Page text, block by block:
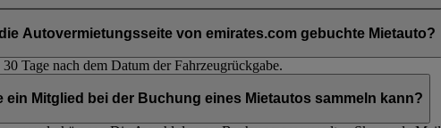
Autovermietungsseite von emirates.com gebuchte Mietauto?
Tage nach dem Datum der Fahrzeugrückgabe.
Mitglied bei der Buchung eines Mietautos sammeln kann?